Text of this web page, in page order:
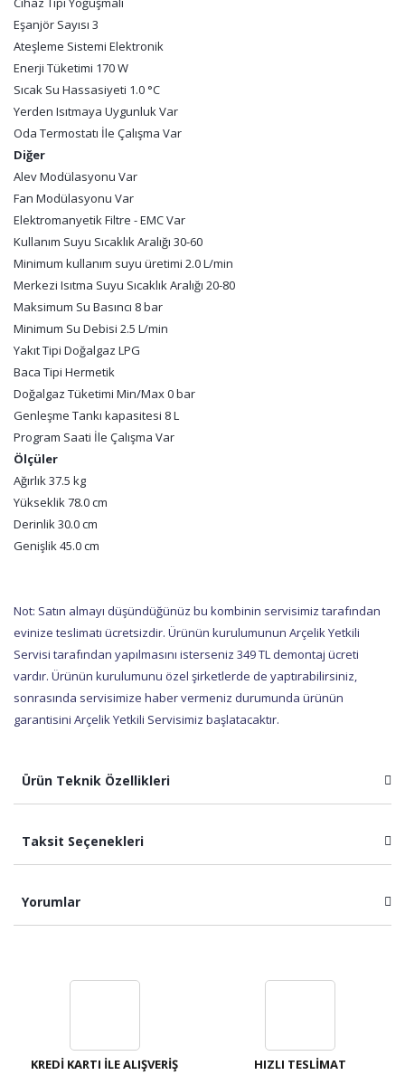
Eşanjör Sayısı 3
Ateşleme Sistemi Elektronik
Enerji Tüketimi 170 W
Sıcak Su Hassasiyeti 1.0 °C
Yerden Isıtmaya Uygunluk Var
Oda Termostatı İle Çalışma Var
Diğer
Alev Modülasyonu Var
Fan Modülasyonu Var
Elektromanyetik Filtre - EMC Var
Kullanım Suyu Sıcaklık Aralığı 30-60
Minimum kullanım suyu üretimi 2.0 L/min
Merkezi Isıtma Suyu Sıcaklık Aralığı 20-80
Maksimum Su Basıncı 8 bar
Minimum Su Debisi 2.5 L/min
Yakıt Tipi Doğalgaz LPG
Baca Tipi Hermetik
Doğalgaz Tüketimi Min/Max 0 bar
Genleşme Tankı kapasitesi 8 L
Program Saati İle Çalışma Var
Ölçüler
Ağırlık 37.5 kg
Yükseklik 78.0 cm
Derinlik 30.0 cm
Genişlik 45.0 cm
Not: Satın almayı düşündüğünüz bu kombinin servisimiz tarafından
evinize teslimatı ücretsizdir. Ürünün kurulumunun Arçelik Yetkili
Servisi tarafından yapılmasını isterseniz 349 TL demontaj ücreti
vardır. Ürünün kurulumunu özel şirketlerde de yaptırabilirsiniz,
sonrasında servisimize haber vermeniz durumunda ürünün
garantisini Arçelik Yetkili Servisimiz başlatacaktır.
Ürün Teknik Özellikleri
Taksit Seçenekleri
Yorumlar
KREDİ KARTI İLE ALIŞVERİŞ HIZLI TESLİMAT